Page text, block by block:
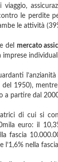
viaggio,
le perdite
le attività
del mercato
imprese
l’anzianità
1950),
a partire dal
di cui si
euro: il
fascia
l’1,6% nella